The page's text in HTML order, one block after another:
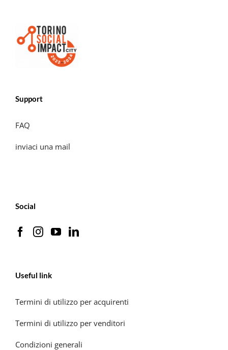
Support
FAQ
inviaci una mail
Social
Useful link
Termini di utilizzo per acquirenti
Termini di utilizzo per venditori
Condizioni generali